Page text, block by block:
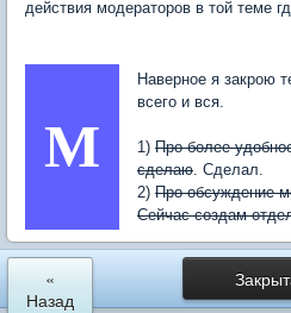
действия модераторов в той теме
M
Наверное я закрою
всего и вся.
1) Про более
сделаю. Сделал.
2) Про обсуждение
Сейчас создам
«
Назад